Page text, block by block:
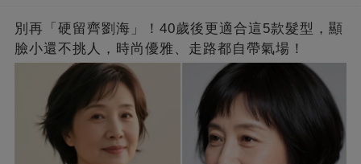
別再「硬留齊劉海」！40歲後更適合這5款髮型，顯
臉小還不挑人，時尚優雅、走路都自帶氣場！